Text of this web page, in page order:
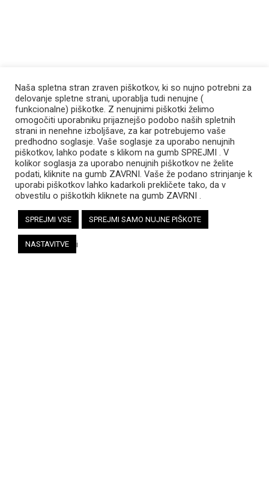
Naša spletna stran zraven piškotkov, ki so nujno potrebni za
delovanje spletne strani, uporablja tudi nenujne (
funkcionalne) piškotke. Z nenujnimi piškotki želimo
omogočiti uporabniku prijaznejšo podobo naših spletnih
strani in nenehne izboljšave, za kar potrebujemo vaše
predhodno soglasje. Vaše soglasje za uporabo nenujnih
piškotkov, lahko podate s klikom na gumb SPREJMI . V
kolikor soglasja za uporabo nenujnih piškotkov ne želite
podati, kliknite na gumb ZAVRNI. Vaše že podano strinjanje k
uporabi piškotkov lahko kadarkoli prekličete tako, da v
obvestilu o piškotkih kliknete na gumb ZAVRNI .
SPREJMI VSE SPREJMI SAMO NUJNE PIŠKOTE
NASTAVITVE i